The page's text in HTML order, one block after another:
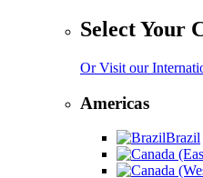
Select Your
Or Visit our
Americas
Brazil